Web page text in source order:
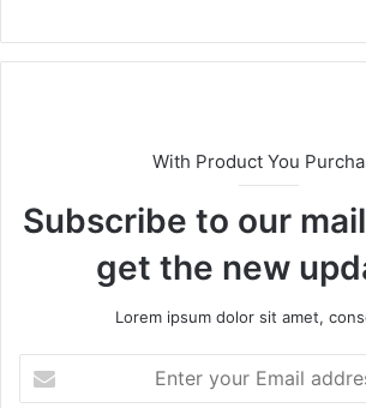
te
With Product You
Subscribe to our
get the new
Lorem ipsum dolor sit amet,